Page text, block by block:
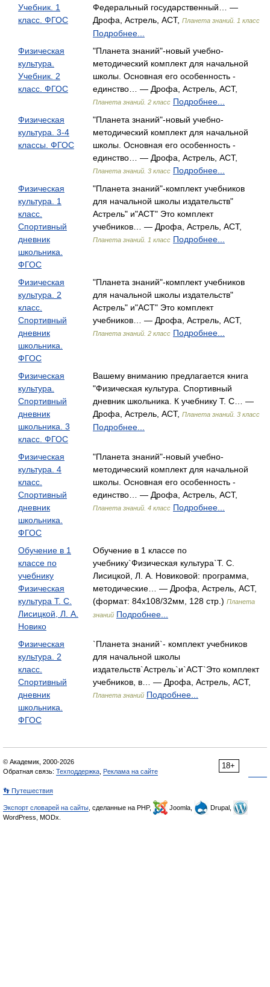
Учебник. 1
класс. ФГОС
Федеральный государственный… —
Дрофа, Астрель, АСТ, Планета знаний. 1 класс
Подробнее...
Физическая
культура.
Учебник. 2
класс. ФГОС
"Планета знаний"-новый учебно-
методический комплект для начальной
школы. Основная его особенность -
единство… — Дрофа, Астрель, АСТ,
Планета знаний. 2 класс Подробнее...
Физическая
культура. 3-4
классы. ФГОС
"Планета знаний"-новый учебно-
методический комплект для начальной
школы. Основная его особенность -
единство… — Дрофа, Астрель, АСТ,
Планета знаний. 3 класс Подробнее...
Физическая
культура. 1
класс.
Спортивный
дневник
школьника.
ФГОС
"Планета знаний"-комплект учебников
для начальной школы издательств"
Астрель" и"АСТ" Это комплект
учебников… — Дрофа, Астрель, АСТ,
Планета знаний. 1 класс Подробнее...
Физическая
культура. 2
класс.
Спортивный
дневник
школьника.
ФГОС
"Планета знаний"-комплект учебников
для начальной школы издательств"
Астрель" и"АСТ" Это комплект
учебников… — Дрофа, Астрель, АСТ,
Планета знаний. 2 класс Подробнее...
Физическая
культура.
Спортивный
дневник
школьника. 3
класс. ФГОС
Вашему вниманию предлагается книга
"Физическая культура. Спортивный
дневник школьника. К учебнику Т. С… —
Дрофа, Астрель, АСТ, Планета знаний. 3 класс
Подробнее...
Физическая
культура. 4
класс.
Спортивный
дневник
школьника.
ФГОС
"Планета знаний"-новый учебно-
методический комплект для начальной
школы. Основная его особенность -
единство… — Дрофа, Астрель, АСТ,
Планета знаний. 4 класс Подробнее...
Обучение в 1
классе по
учебнику
Физическая
культура Т. С.
Лисицкой, Л. А.
Новико
Обучение в 1 классе по
учебнику`Физическая культура`Т. С.
Лисицкой, Л. А. Новиковой: программа,
методические… — Дрофа, Астрель, АСТ,
(формат: 84x108/32мм, 128 стр.) Планета
знаний Подробнее...
Физическая
культура. 2
класс.
Спортивный
дневник
школьника.
ФГОС
`Планета знаний`- комплект учебников
для начальной школы
издательств`Астрель`и`АСТ`Это комплект
учебников, в… — Дрофа, Астрель, АСТ,
Планета знаний Подробнее...
18+
© Академик, 2000-2026
Обратная связь: Техподдержка Реклама на сайте
👣 Путешествия
Экспорт словарей на сайты , сделанные на PHP, Joomla,
Drupal,
WordPress, MODx.